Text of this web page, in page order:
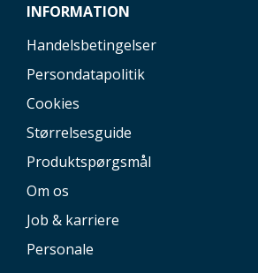
INFORMATION
Handelsbetingelser
Persondatapolitik
Cookies
Størrelsesguide
Produktspørgsmål
Om os
Job & karriere
Personale